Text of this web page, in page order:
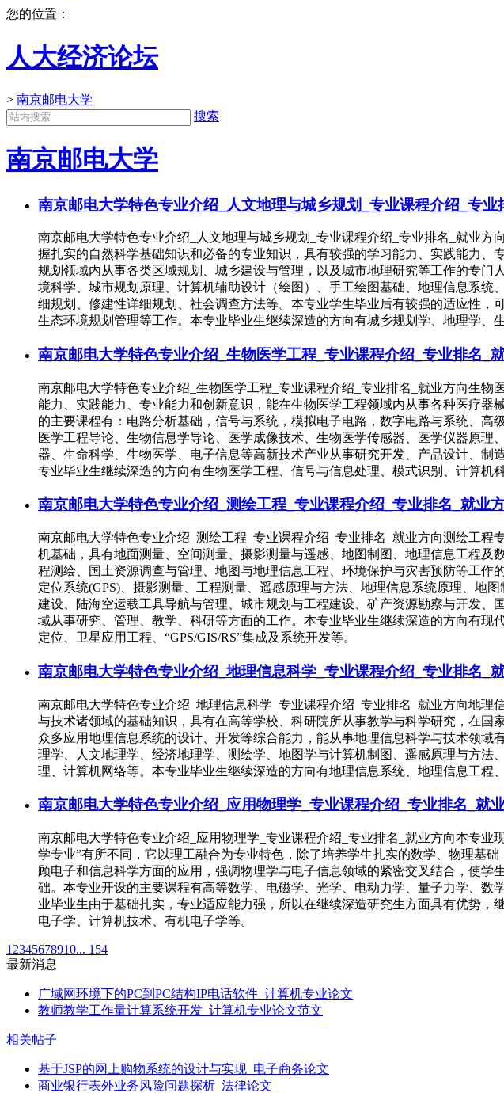
您的位置：
人大经济论坛
> 南京邮电大学
搜索
南京邮电大学
南京邮电大学特色专业介绍_人文地理与城乡规划_专业课程介绍_专业
南京邮电大学特色专业介绍_人文地理与城乡规划_专业课程介绍_专业排名_就业
握扎实的自然科学基础知识和必备的专业知识，具有较强的学习能力、实践能力
规划领域内从事各类区域规划、城乡建设与管理，以及城市地理研究等工作的专
境科学、城市规划原理、计算机辅助设计（绘图）、手工绘图基础、地理信息系
细规划、修建性详细规划、社会调查方法等。本专业学生毕业后有较强的适应性
生态环境规划管理等工作。本专业毕业生继续深造的方向有城乡规划学、地理学、
南京邮电大学特色专业介绍_生物医学工程_专业课程介绍_专业排名_
南京邮电大学特色专业介绍_生物医学工程_专业课程介绍_专业排名_就业方向生
能力、实践能力、专业能力和创新意识，能在生物医学工程领域内从事各种医疗
的主要课程有：电路分析基础，信号与系统，模拟电子电路，数字电路与系统、
医学工程导论、生物信息学导论、医学成像技术、生物医学传感器、医学仪器原
器、生命科学、生物医学、电子信息等高新技术产业从事研究开发、产品设计、
专业毕业生继续深造的方向有生物医学工程、信号与信息处理、模式识别、计算机
南京邮电大学特色专业介绍_测绘工程_专业课程介绍_专业排名_就业
南京邮电大学特色专业介绍_测绘工程_专业课程介绍_专业排名_就业方向测绘工
机基础，具有地面测量、空间测量、摄影测量与遥感、地图制图、地理信息工程
程测绘、国土资源调查与管理、地图与地理信息工程、环境保护与灾害预防等工
定位系统(GPS)、摄影测量、工程测量、遥感原理与方法、地理信息系统原理、地
建设、陆海空运载工具导航与管理、城市规划与工程建设、矿产资源勘察与开发
域从事研究、管理、教学、科研等方面的工作。本专业毕业生继续深造的方向有
定位、卫星应用工程、“GPS/GIS/RS”集成及系统开发等。
南京邮电大学特色专业介绍_地理信息科学_专业课程介绍_专业排名_
南京邮电大学特色专业介绍_地理信息科学_专业课程介绍_专业排名_就业方向地
与技术诸领域的基础知识，具有在高等学校、科研院所从事教学与科学研究，在
众多应用地理信息系统的设计、开发等综合能力，能从事地理信息科学与技术领
理学、人文地理学、经济地理学、测绘学、地图学与计算机制图、遥感原理与方
理、计算机网络等。本专业毕业生继续深造的方向有地理信息系统、地理信息工程
南京邮电大学特色专业介绍_应用物理学_专业课程介绍_专业排名_就
南京邮电大学特色专业介绍_应用物理学_专业课程介绍_专业排名_就业方向本专
学专业”有所不同，它以理工融合为专业特色，除了培养学生扎实的数学、物理基
顾电子和信息科学方面的应用，强调物理学与电子信息领域的紧密交叉结合，使
础。本专业开设的主要课程有高等数学、电磁学、光学、电动力学、量子力学、
业毕业生由于基础扎实，专业适应能力强，所以在继续深造研究生方面具有优势
电子学、计算机技术、有机电子学等。
1 2345678910... 154
最新消息
广域网环境下的PC到PC结构IP电话软件_计算机专业论文
教师教学工作量计算系统开发_计算机专业论文范文
相关帖子
基于JSP的网上购物系统的设计与实现_电子商务论文
商业银行表外业务风险问题探析_法律论文